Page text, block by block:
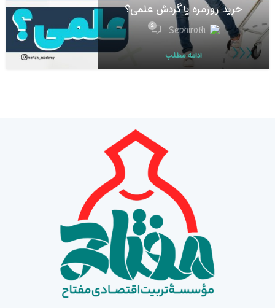
خرید روزمره یا گردش علمی؟
Sephiroth
2
ادامه مطلب